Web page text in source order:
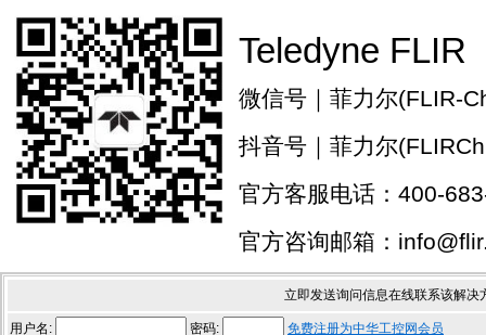
Teledyne FLIR
微信号｜菲力尔(FLIR-
抖音号｜菲力尔
官方客服电话：400-
官方咨询邮箱：
立即发送询问信息在线联系该解决
用户名: 密码: 免费注册为中华工控网会员